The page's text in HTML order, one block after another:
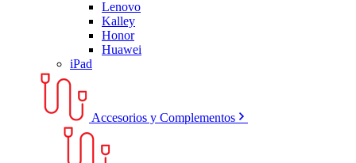
Lenovo
Kalley
Honor
Huawei
iPad
Accesorios y Complementos